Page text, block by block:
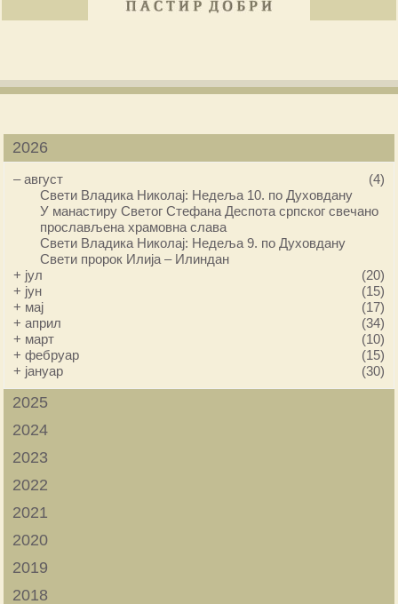
2026
–август
(4)
Свети Владика Николај: Недеља 10. по Духовдану
У манастиру Светог Стефана Деспота српског свечано
прослављена храмовна слава
Свети Владика Николај: Недеља 9. по Духовдану
Свети пророк Илија – Илиндан
+ јул
(20)
+ јун
(15)
+ мај
(17)
+април
(34)
+ март
(10)
+фебруар
(15)
+ јануар (30)
2025
2024
2023
2022
2021
2020
2019
2018